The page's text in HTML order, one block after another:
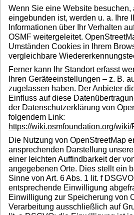
Wenn Sie eine Website besuchen,
eingebunden ist, werden u. a. Ihre
Informationen über Ihr Verhalten
OSMF weitergeleitet.
Umständen Cookies in Ihrem
vergleichbare
Ferner kann Ihr Standort erfasst
Ihren Geräteeinstellungen – z. B.
zugelassen haben. Der Anbieter
Einfluss auf diese
der Datenschutzerklärung von
folgendem Link:
https://wiki.osmfoundation.org/
Die Nutzung von OpenStreetMap
ansprechenden Darstellung
einer leichten Auffindbarkeit der
angegebenen Orte. Dies stellt ein
Sinne von Art. 6 Abs. 1 lit. f
entsprechende Einwilligung
Einwilligung zur Speicherung von
Verarbeitung ausschließlich auf